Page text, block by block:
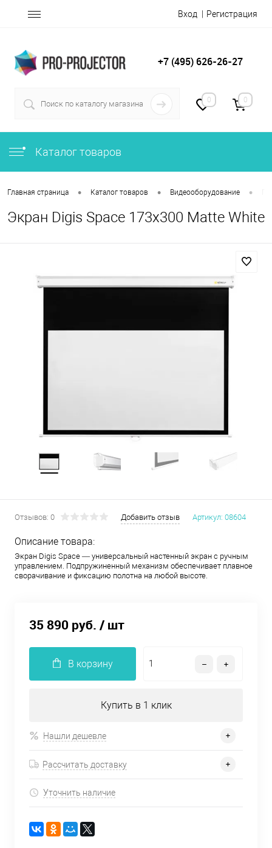
Вход Регистрация
+7 (495) 626-26-27
0 0
Каталог товаров
Главная страница • Каталог товаров • Видеооборудование •
Экран Digis Space 173x300 Matte White
Отзывов: 0 Добавить отзыв Артикул: 08604
Описание товара:
Экран Digis Space — универсальный настенный экран с ручным
управлением. Подпружиненный механизм обеспечивает плавное
сворачивание и фиксацию полотна на любой высоте.
35 890 руб. / шт
В корзину
Купить в 1 клик
Нашли дешевле
Рассчитать доставку
Уточнить наличие